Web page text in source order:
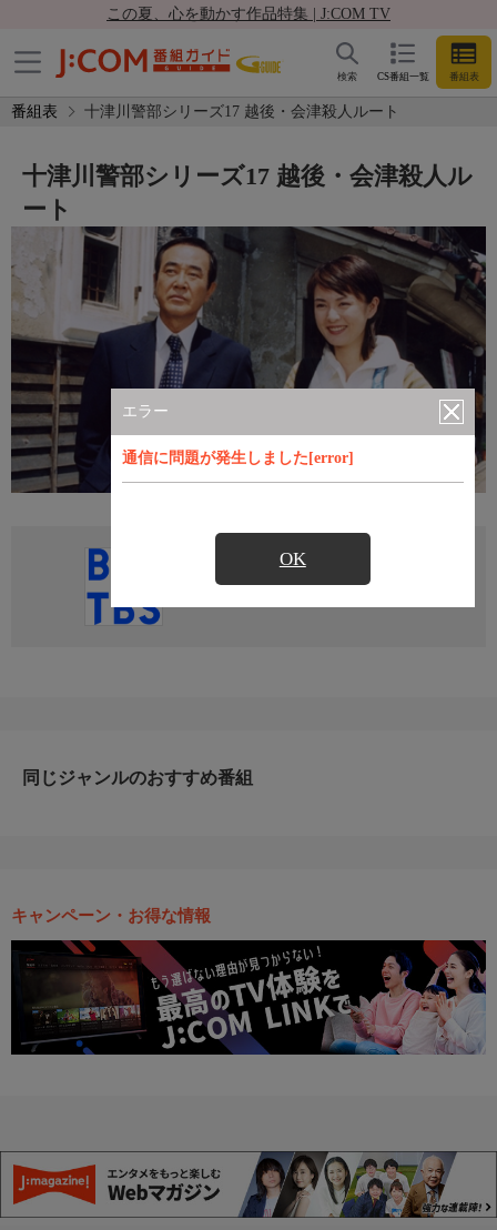
この夏、心を動かす作品特集 | J:COM TV
CS番組一覧 番組表
検索
番組表 十津川警部シリーズ17 越後・会津殺人ルート
エラー
通信に問題が発生しました[error]
OK
十津川警部シリーズ17 越後・会津殺人ル
ート
直近の放送予定はありません
同じジャンルのおすすめ番組
キャンペーン・お得な情報